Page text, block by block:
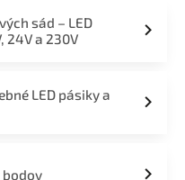
sád – LED
24V a 230V
LED pásiky a
bodov